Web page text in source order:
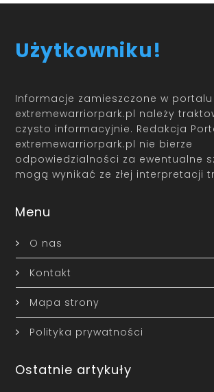
Użytkowniku!
Informacje zamieszczone w portalu
extremewarriorpark.pl należy
czysto informacyjnie. Redakcja
extremewarriorpark.pl nie bierze
odpowiedzialności za ewentualne
mogą wynikać ze złej interpretacji
Menu
O nas
Kontakt
Mapa strony
Polityka prywatności
Ostatnie artykuły